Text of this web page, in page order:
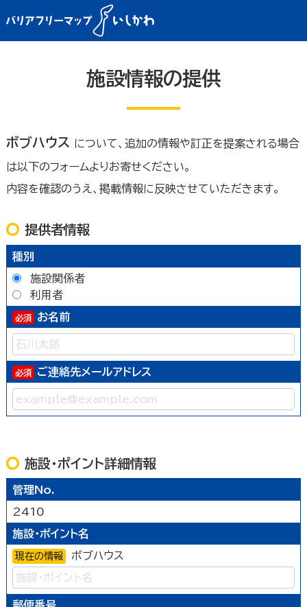
施設情報の提供
ボブハウス について、追加の情報や訂正を提案される場合
は以下のフォームよりお寄せください。
内容を確認のうえ、掲載情報に反映させていただきます。
提供者情報
種別
施設関係者
利用者
お名前
ご連絡先メールアドレス
施設・ポイント詳細情報
管理No.
2410
施設・ポイント名
現在の情報 ボブハウス